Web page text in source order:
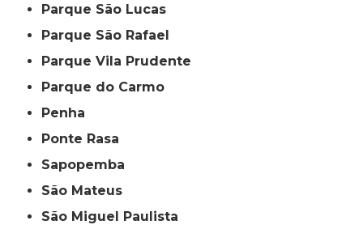
Parque São Lucas
Parque São Rafael
Parque Vila Prudente
Parque do Carmo
Penha
Ponte Rasa
Sapopemba
São Mateus
São Miguel Paulista